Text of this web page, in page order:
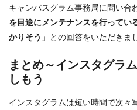
キャンバスグラム事務局に問い合
を目途にメンテナンスを行ってい
かりそう 」との回答をいただきま
まとめ～インスタグラ
しもう
インスタグラムは短い時間で次々